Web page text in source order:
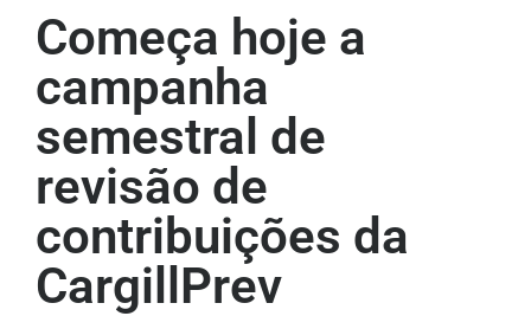
Começa hoje a
campanha
semestral de
revisão de
contribuições da
CargillPrev